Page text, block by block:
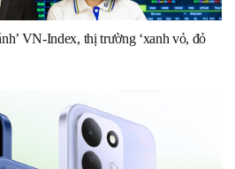
VN-Index, thị trường ‘xanh vỏ, đỏ